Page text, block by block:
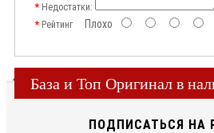
Недостатки:
РейтингПлохо
База и Топ Оригинал в
ПОДПИСАТЬСЯ НА